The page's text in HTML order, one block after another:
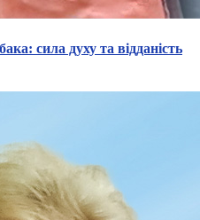
сила духу та відданість